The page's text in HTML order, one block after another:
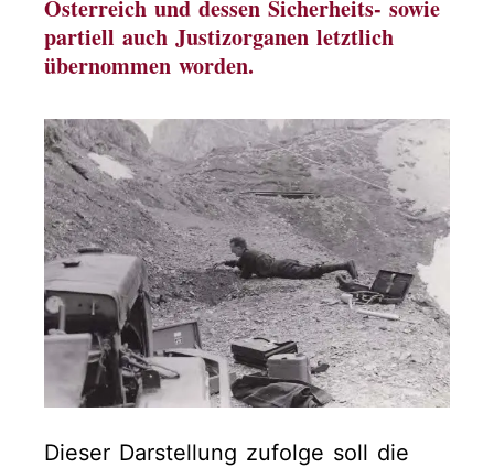
Österreich und dessen Sicherheits- sowie
partiell auch Justizorganen letztlich
übernommen worden.
Dieser Darstellung zufolge soll die